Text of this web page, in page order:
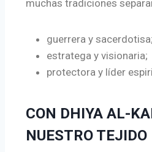
muchas tradiciones
guerrera y sacerdotisa;
estratega y visionaria;
protectora y líder
CON DHIYA AL-
NUESTRO TEJIDO